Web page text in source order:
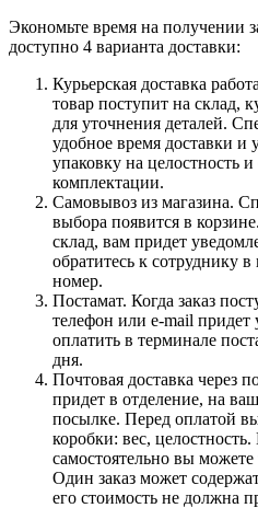
Экономьте время на получении
доступно 4 варианта доставки:
Курьерская доставка
товар поступит на склад,
для уточнения деталей.
удобное время доставки и
упаковку на целостность
комплектации.
Самовывоз из магазина.
выбора появится в
склад, вам придет
обратитесь к сотруднику
номер.
Постамат. Когда заказ
телефон или e-mail
оплатить в терминале
дня.
Почтовая доставка через
придет в отделение, на
посылке. Перед оплатой
коробки: вес,
самостоятельно вы можете
Один заказ может
его стоимость не должна